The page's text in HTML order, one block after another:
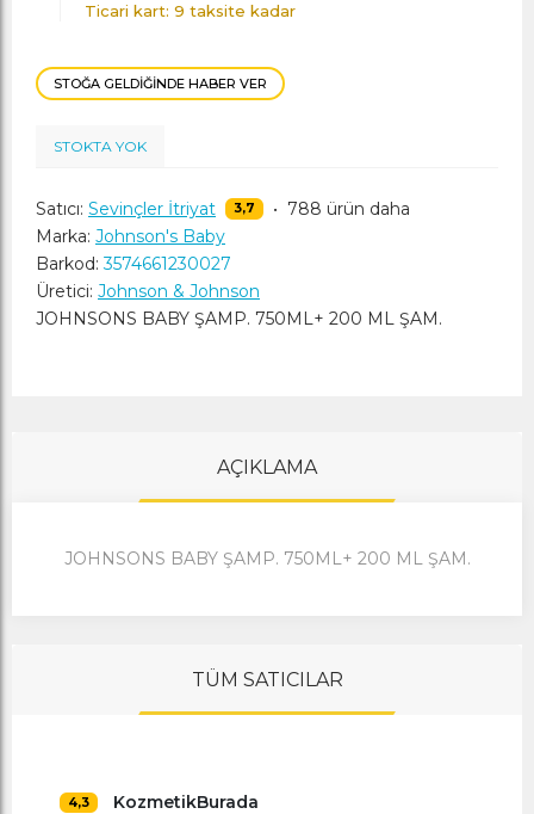
Ticari kart: 9 taksite kadar
STOKTA YOK
STOĞA GELDIĞINDE HABER VER
Satıcı: Sevinçler İtriyat 3,7 • 788 ürün daha
Marka: Johnson's Baby
Barkod: 3574661230027
Üretici: Johnson & Johnson
JOHNSONS BABY ŞAMP. 750ML+ 200 ML ŞAM.
AÇIKLAMA
JOHNSONS BABY ŞAMP. 750ML+ 200 ML ŞAM.
TÜM SATICILAR
4,3 KozmetikBurada